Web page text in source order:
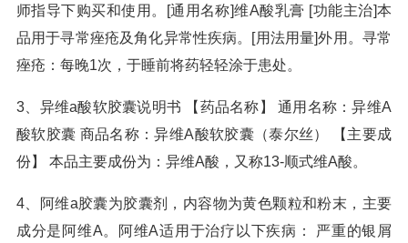
师指导下购买和使用。[通用名称]维A酸乳膏 [功能主治]本
品用于寻常痤疮及角化异常性疾病。[用法用量]外用。寻常
痤疮：每晚1次，于睡前将药轻轻涂于患处。
3、异维a酸软胶囊说明书 【药品名称】 通用名称：异维A
酸软胶囊 商品名称：异维A酸软胶囊（泰尔丝） 【主要成
份】 本品主要成份为：异维A酸，又称13-顺式维A酸。
4、阿维a胶囊为胶囊剂，内容物为黄色颗粒和粉末，主要
成分是阿维A。阿维A适用于治疗以下疾病： 严重的银屑